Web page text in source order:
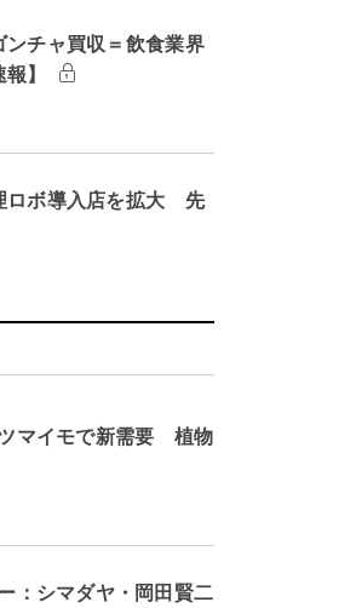
チャ買収＝飲食業界
】
ロボ導入店を拡大 先
マイモで新需要 植物
：シマダヤ・岡田賢二